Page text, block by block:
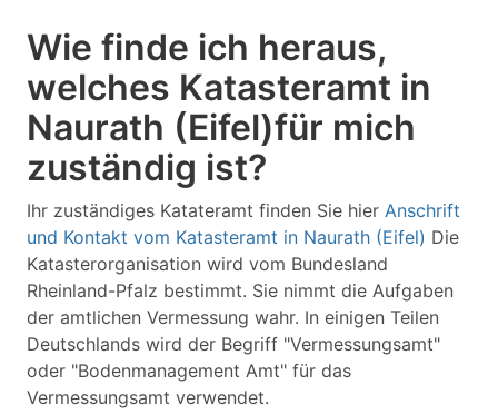
Wie finde ich heraus,
welches Katasteramt in
Naurath (Eifel)für mich
zuständig ist?
Ihr zuständiges Katateramt finden Sie hier Anschrift
und Kontakt vom Katasteramt in Naurath (Eifel) Die
Katasterorganisation wird vom Bundesland
Rheinland-Pfalz bestimmt. Sie nimmt die Aufgaben
der amtlichen Vermessung wahr. In einigen Teilen
Deutschlands wird der Begriff "Vermessungsamt"
oder "Bodenmanagement Amt" für das
Vermessungsamt verwendet.